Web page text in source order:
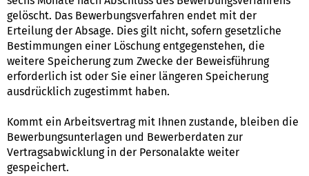
gelöscht. Das Bewerbungsverfahren endet mit der
Erteilung der Absage. Dies gilt nicht, sofern gesetzliche
Bestimmungen einer Löschung entgegenstehen, die
weitere Speicherung zum Zwecke der Beweisführung
erforderlich ist oder Sie einer längeren Speicherung
ausdrücklich zugestimmt haben.
Kommt ein Arbeitsvertrag mit Ihnen zustande, bleiben die
Bewerbungsunterlagen und Bewerberdaten zur
Vertragsabwicklung in der Personalakte weiter
gespeichert.